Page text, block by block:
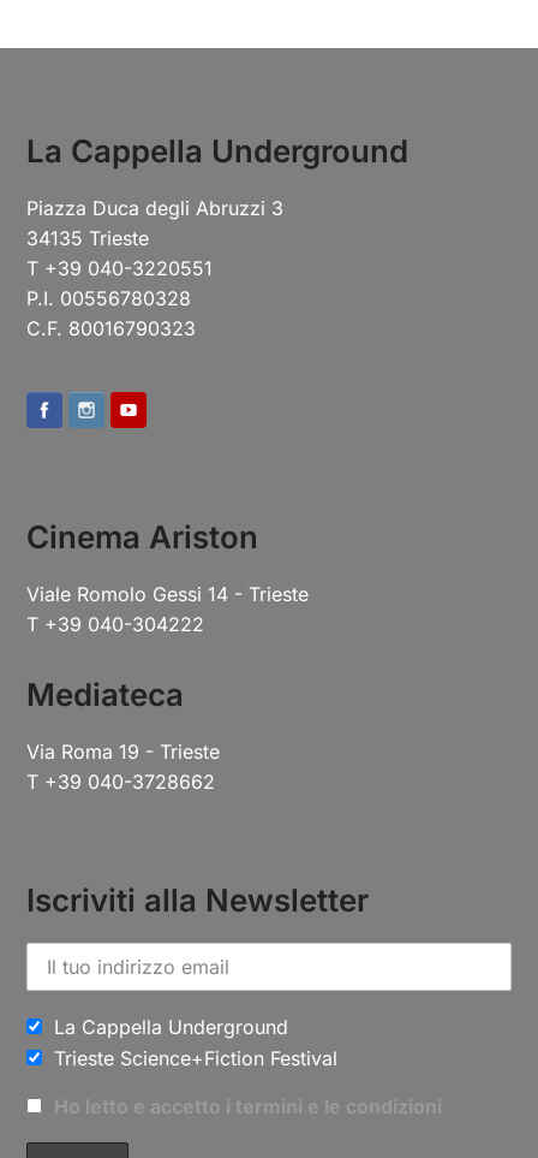
La Cappella Underground
Piazza Duca degli Abruzzi 3
34135 Trieste
T +39 040-3220551
P.I. 00556780328
C.F. 80016790323
Cinema Ariston
Viale Romolo Gessi 14 - Trieste
T +39 040-304222
Mediateca
Via Roma 19 - Trieste
T +39 040-3728662
Iscriviti alla Newsletter
La Cappella Underground
Trieste Science+Fiction Festival
Ho letto e accetto i termini e le condizioni